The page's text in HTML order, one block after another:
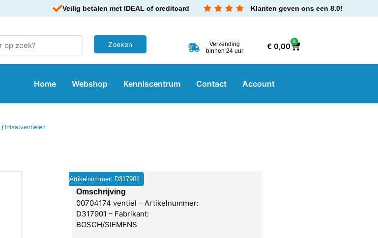
Veilig betalen met IDEAL of creditcard Klanten geven ons een 8.0!
Verzending
binnen 24 uur
€0,00
0
Home Webshop Kenniscentrum Contact Account
/ Inlaatventielen
Artikelnummer: D317901
Omschrijving
00704174 ventiel – Artikelnummer:
D317901 – Fabrikant:
BOSCH/SIEMENS